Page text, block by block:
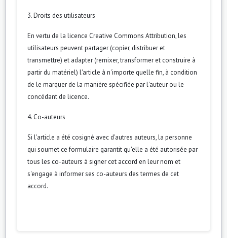
3. Droits des utilisateurs
En vertu de la licence Creative Commons Attribution, les
utilisateurs peuvent partager (copier, distribuer et
transmettre) et adapter (remixer, transformer et construire à
partir du matériel) l'article à n'importe quelle fin, à condition
de le marquer de la manière spécifiée par l'auteur ou le
concédant de licence.
4. Co-auteurs
Si l'article a été cosigné avec d'autres auteurs, la personne
qui soumet ce formulaire garantit qu'elle a été autorisée par
tous les co-auteurs à signer cet accord en leur nom et
s'engage à informer ses co-auteurs des termes de cet
accord.